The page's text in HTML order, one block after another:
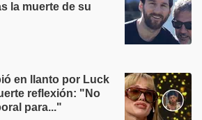
la muerte de su
en llanto por Luck
reflexión: "No
para..."